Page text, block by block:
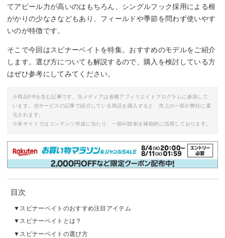
てアピール力が高いのはもちろん、シングルフック採用による根
がかりの少なさなどもあり、フィールドや季節を問わず使いやす
いのが特徴です。
そこで今回はスピナーベイトを特集。おすすめのモデルをご紹介
します。選び方についても解説するので、購入を検討している方
はぜひ参考にしてみてください。
※商品PRを含む記事です。当メディアは各種アフィリエイトプログラムに参加して
います。当サービスの記事で紹介している商品を購入すると、売上の一部が弊社に還
元されます。
※本サイトではコンテンツ作成に当たり、一部AI技術を補助的に活用しております。
目次
スピナーベイトのおすすめ注目アイテム
スピナーベイトとは？
スピナーベイトの選び方